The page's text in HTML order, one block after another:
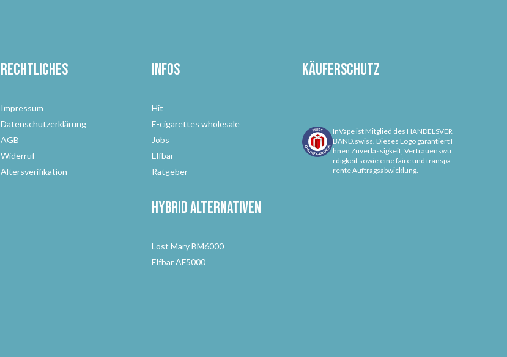
Rechtliches
Impressum
Datenschutzerklärung
AGB
Widerruf
Altersverifikation
Infos
Hit
E-cigarettes wholesale
Jobs
Elfbar
Ratgeber
Hybrid Alternativen
Lost Mary BM6000
Elfbar AF5000
Käuferschutz
InVape ist Mitglied des HANDELSVER
BAND.swiss. Dieses Logo garantiert I
hnen Zuverlässigkeit, Vertrauenswü
rdigkeit sowie eine faire und transpa
rente Auftragsabwicklung.